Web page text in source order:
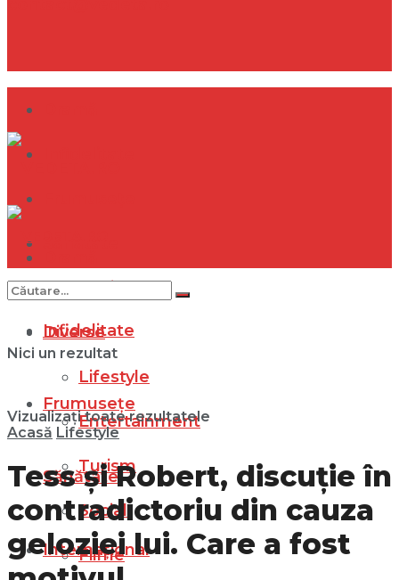
Internațional
Diverse
Lifestyle
Entertainment
Turism
Social
Filme
Infidelitate
Frumusețe
Sănătate
Internațional
Nici un rezultat
Vizualizați toate rezultatele
Acasă Lifestyle
Tess și Robert, discuție în
contradictoriu din cauza
geloziei lui. Care a fost